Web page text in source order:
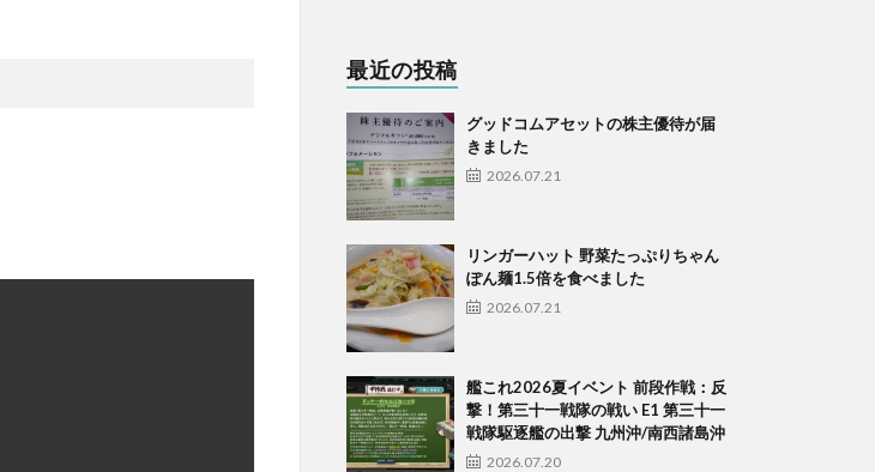
最近の投稿
グッドコムアセットの株主優待が届
きました
2026.07.21
リンガーハット 野菜たっぷりちゃん
ぽん麺1.5倍を食べました
2026.07.21
艦これ2026夏イベント 前段作戦：反
撃！第三十一戦隊の戦い E1 第三十一
戦隊駆逐艦の出撃 九州沖/南西諸島沖
2026.07.20